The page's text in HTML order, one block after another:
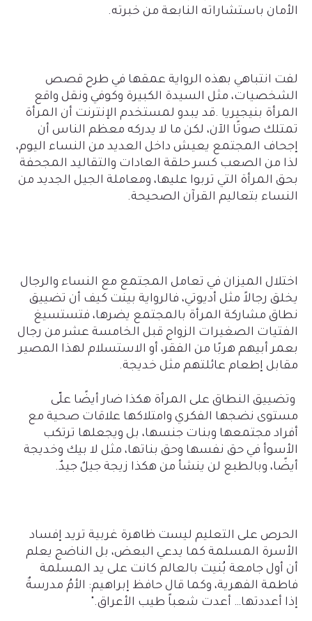
الأمان باستشاراته النابعة من خبرته.
لفت انتباهي بهذه الرواية عمقها في طرح قصص
الشخصيات، مثل السيدة الكبيرة وكوفي ونقل واقع
المرأة بنيجيريا .قد يبدو لمستخدم الإنترنت أن المرأة
تمتلك صوتًا الآن، لكن ما لا يدركه معظم الناس أن
إجحاف المجتمع يعيش داخل العديد من النساء اليوم،
لذا من الصعب كسر حلقة العادات والتقاليد المجحفة
بحق المرأة التي تربوا عليها، ومعاملة الجيل الجديد من
النساء بتعاليم القرآن الصحيحة.
اختلال الميزان في تعامل المجتمع مع النساء والرجال
يخلق رجالاً مثل أديوتي، فالرواية بينت كيف أن تضييق
نطاق مشاركة المرأة بالمجتمع يضرها، فتستسيغ
الفتيات الصغيرات الزواج قبل الخامسة عشر من رجال
بعمر أبيهم هربًا من الفقر، أو الاستسلام لهذا المصير
مقابل إطعام عائلتهم مثل خديجة.
وتضييق النطاق على المرأة هكذا ضار أيضًا علّى
مستوى نضجها الفكري وامتلاكها علاقات صحية مع
أفراد مجتمعها وبنات جنسها، بل ويجعلها ترتكب
الأسوأ في حق نفسها وحق بناتها، مثل لا بيك وخديجة
أيضًا، وبالطبع لن ينشأ من هكذا زيجة جيلٌ جيدٌ.
الحرص على التعليم ليست ظاهرة غربية تريد إفساد
الأسرة المسلمة كما يدعي البعض، بل الناضج يعلم
أن أول جامعة بُنيت بالعالم كانت على يد المسلمة
فاطمة الفهرية، وكما قال حافظ إبراهيم: الأمُ مدرسةٌ
إذا أعددتها… أعدت شعباً طيب الأعراق".